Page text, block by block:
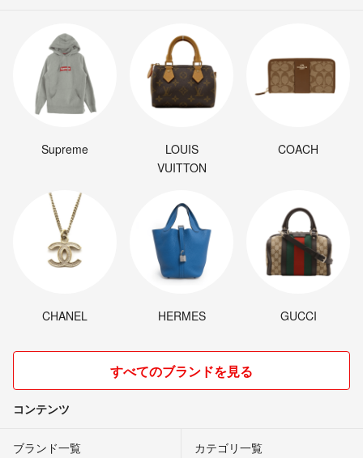
Supreme
LOUIS
VUITTON
COACH
CHANEL HERMES GUCCI
すべてのブランドを見る
コンテンツ
ブランド一覧 カテゴリ一覧